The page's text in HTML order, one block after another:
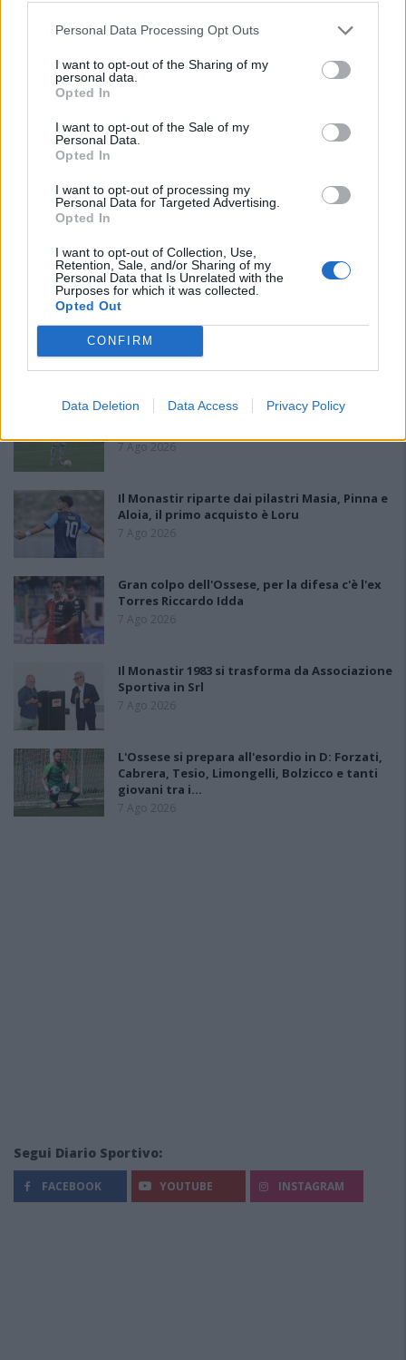
Personal Data Processing Opt Outs
I want to opt-out of the Sharing of my
personal data.
Opted In
I want to opt-out of the Sale of my
Personal Data.
Opted In
I want to opt-out of processing my
Personal Data for Targeted Advertising.
Opted In
I want to opt-out of Collection, Use,
Retention, Sale, and/or Sharing of my
Personal Data that Is Unrelated with the
Purposes for which it was collected.
Opted Out
CONFIRM
Data Deletion Data Access Privacy Policy
PIÙ LETTI OGGI
L'Ilva si completa con Markic, Contucci,
7 Ago 2026
Il Monastir riparte dai pilastri Masia, Pinna e
Aloia, il primo acquisto è Loru
7 Ago 2026
Gran colpo dell'Ossese, per la difesa c'è l'ex
Torres Riccardo Idda
7 Ago 2026
Il Monastir 1983 si trasforma da Associazione
Sportiva in Srl
7 Ago 2026
L'Ossese si prepara all'esordio in D: Forzati,
Cabrera, Tesio, Limongelli, Bolzicco e tanti
giovani tra i…
7 Ago 2026
Segui Diario Sportivo:
FACEBOOK YOUTUBE INSTAGRAM